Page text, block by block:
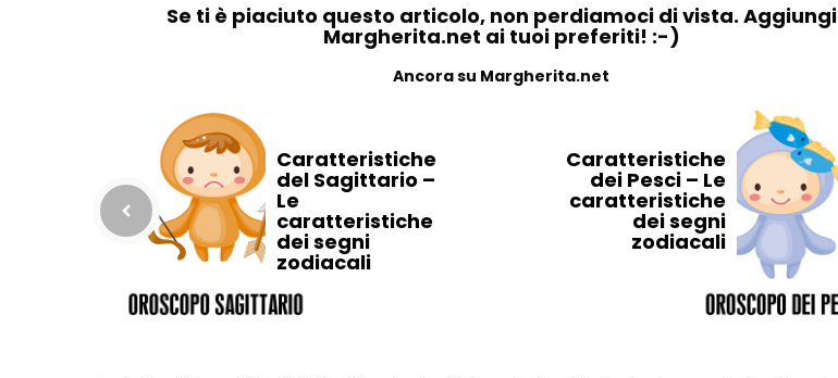
Se ti è piaciuto questo articolo, non perdiamoci di vista. Aggiungi
Margherita.net ai tuoi preferiti! :-)
Ancora su Margherita.net
Caratteristiche
del Sagittario –
Le
caratteristiche
dei segni
zodiacali
Caratteristiche
dei Pesci – Le
caratteristiche
dei segni
zodiacali